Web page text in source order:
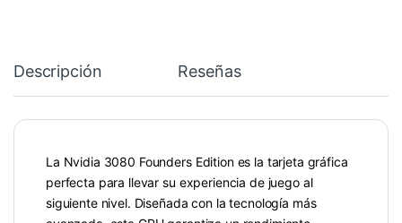
Descripción Reseñas
La Nvidia 3080 Founders Edition es la tarjeta gráfica
perfecta para llevar su experiencia de juego al
siguiente nivel. Diseñada con la tecnología más